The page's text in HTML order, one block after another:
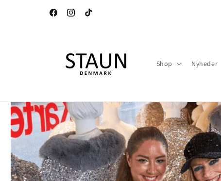
FacebookInstagram
TikTok
Shop Nyheder